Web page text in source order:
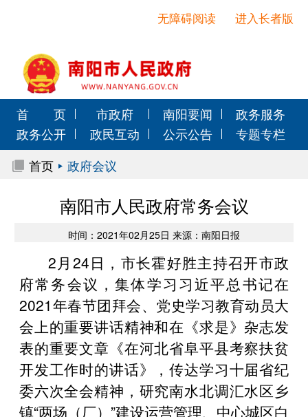
进入长者版
无障碍阅读
首 页 市政府 南阳要闻
政务服务
政务公开
政民互动 公示公告
专题专栏
首页
政府会议
南阳市人民政府常务会议
时间：2021年02月25日 来源：南阳日报
2月24日，市长霍好胜主持召开市政
府常务会议，集体学习习近平总书记在
2021年春节团拜会、党史学习教育动员大
会上的重要讲话精神和在《求是》杂志发
表的重要文章《在河北省阜平县考察扶贫
开发工作时的讲话》，传达学习十届省纪
委六次全会精神，研究南水北调汇水区乡
镇“两场（厂）”建设运营管理、中心城区白